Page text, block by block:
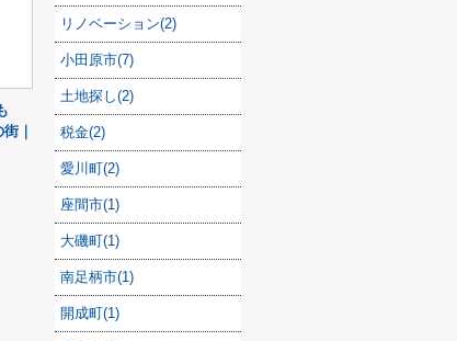
｜
リノベーション(2)
小田原市(7)
土地探し(2)
税金(2)
愛川町(2)
座間市(1)
大磯町(1)
南足柄市(1)
開成町(1)